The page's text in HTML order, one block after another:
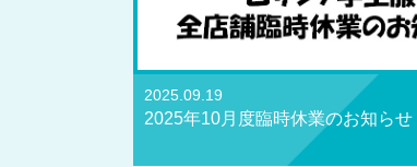
2025.09.19
2025年10月度臨時休業のお知らせ